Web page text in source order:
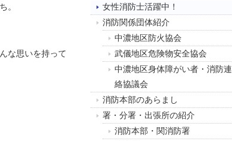
。
な思いを持って
女性消防士活躍中！
消防関係団体紹介
中濃地区防火協会
武儀地区危険物安全協会
中濃地区身体障がい者・消防連
絡協議会
消防本部のあらまし
署・分署・出張所の紹介
消防本部・関消防署